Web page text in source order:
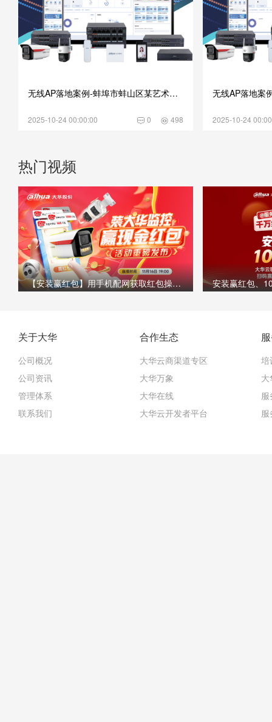
无线AP落地案例-蚌埠市蚌山区某艺术空间
2025-10-24 00:00:00 0 498 2025-10-24
热门视频
【安装赢红包】用手机配网获取红包操作流程
关于大华
公司概况
公司资讯
管理体系
联系我们
合作生态
大华云商渠道专区
大华万象
大华在线
大华云开发者平台
培